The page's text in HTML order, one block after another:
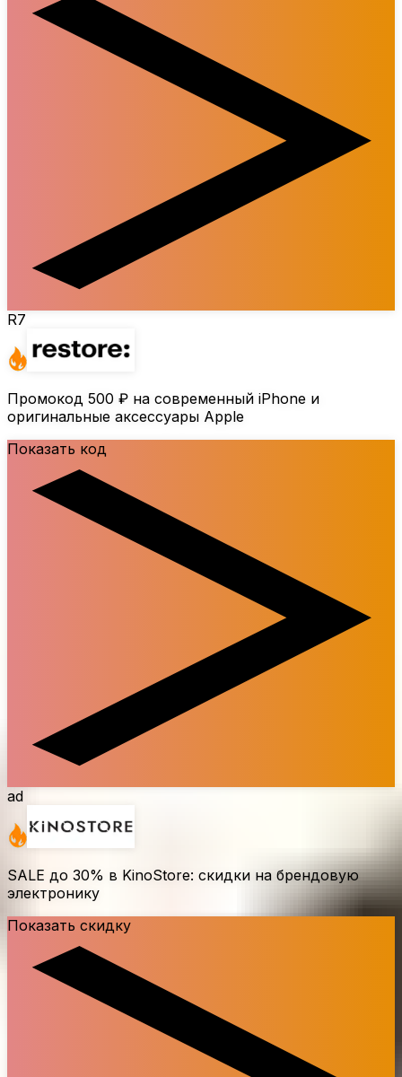
R7
Промокод 500 ₽ на современный iPhone и
оригинальные аксессуары Apple
Показать код
ad
SALE до 30% в KinoStore: скидки на брендовую
электронику
Показать скидку